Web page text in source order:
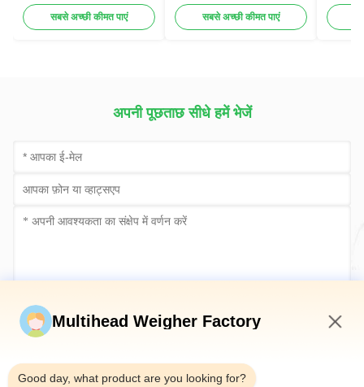
सबसे अच्छी कीमत पाएं सबसे अच्छी कीमत पाएं
अपनी पूछताछ सीधे हमें भेजें
अब सबमिट करें
Multihead Weigher Factory
Good day, what product are you looking for?